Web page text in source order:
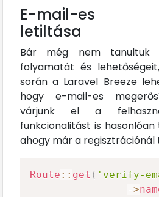
E-mail-es
letiltása
Bár még nem tanultuk
folyamatát és
során a Laravel Breeze
hogy e-mail-es
várjunk el a
funkcionalitást is
ahogy már a regisztrációnál
Route :: get ( 'verify-
->